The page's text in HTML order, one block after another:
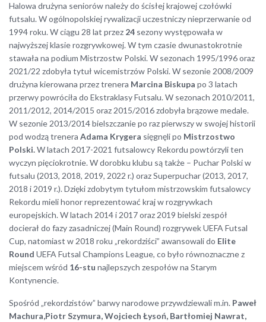
Halowa drużyna seniorów należy do ścisłej krajowej czołówki
futsalu. W ogólnopolskiej rywalizacji uczestniczy nieprzerwanie od
1994 roku. W ciągu 28 lat przez 24 sezony występowała w
najwyższej klasie rozgrywkowej. W tym czasie dwunastokrotnie
stawała na podium Mistrzostw Polski. W sezonach 1995/1996 oraz
2021/22 zdobyła tytuł wicemistrzów Polski. W sezonie 2008/2009
drużyna kierowana przez trenera Marcina Biskupa po 3 latach
przerwy powróciła do Ekstraklasy Futsalu. W sezonach 2010/2011,
2011/2012, 2014/2015 oraz 2015/2016 zdobyła brązowe medale.
W sezonie 2013/2014 bielszczanie po raz pierwszy w swojej historii
pod wodzą trenera Adama Krygera sięgnęli po Mistrzostwo
Polski.W latach 2017-2021 futsalowcy Rekordu powtórzyli ten
wyczyn pięciokrotnie. W dorobku klubu są także – Puchar Polski w
futsalu (2013, 2018, 2019, 2022 r.) oraz Superpuchar (2013, 2017,
2018 i 2019 r.). Dzięki zdobytym tytułom mistrzowskim futsalowcy
Rekordu mieli honor reprezentować kraj w rozgrywkach
europejskich. W latach 2014 i 2017 oraz 2019 bielski zespół
docierał do fazy zasadniczej (Main Round) rozgrywek UEFA Futsal
Cup, natomiast w 2018 roku „rekordziści” awansowali do Elite
Round UEFA Futsal Champions League, co było równoznaczne z
miejscem wśród 16-stu najlepszych zespołów na Starym
Kontynencie.
Spośród „rekordzistów” barwy narodowe przywdziewali m.in. Paweł
Machura,Piotr Szymura, Wojciech Łysoń, Bartłomiej Nawrat,